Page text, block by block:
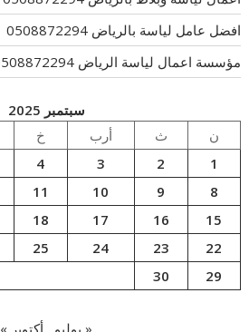
افضل عامل لياسة بالرياض 0508872294
مؤسسة اعمال لياسة الرياض 0508872294
سبتمبر 2025
ن
ث أرب خ
1
2
3
4
8
9
10
11
15
16
17
18
22
23
24
25
29
30
« يوليو أكتوبر »